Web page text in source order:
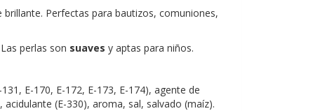
Perfectas para bautizos, comuniones,
perlas son suaves y aptas para niños.
E-170, E-172, E-173, E-174), agente de
(E-330), aroma, sal, salvado (maíz).